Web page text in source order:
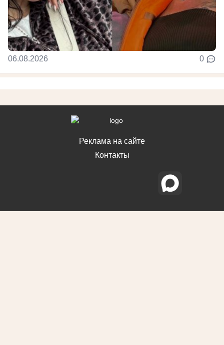
06.08.2026 0
Реклама на сайте
Контакты